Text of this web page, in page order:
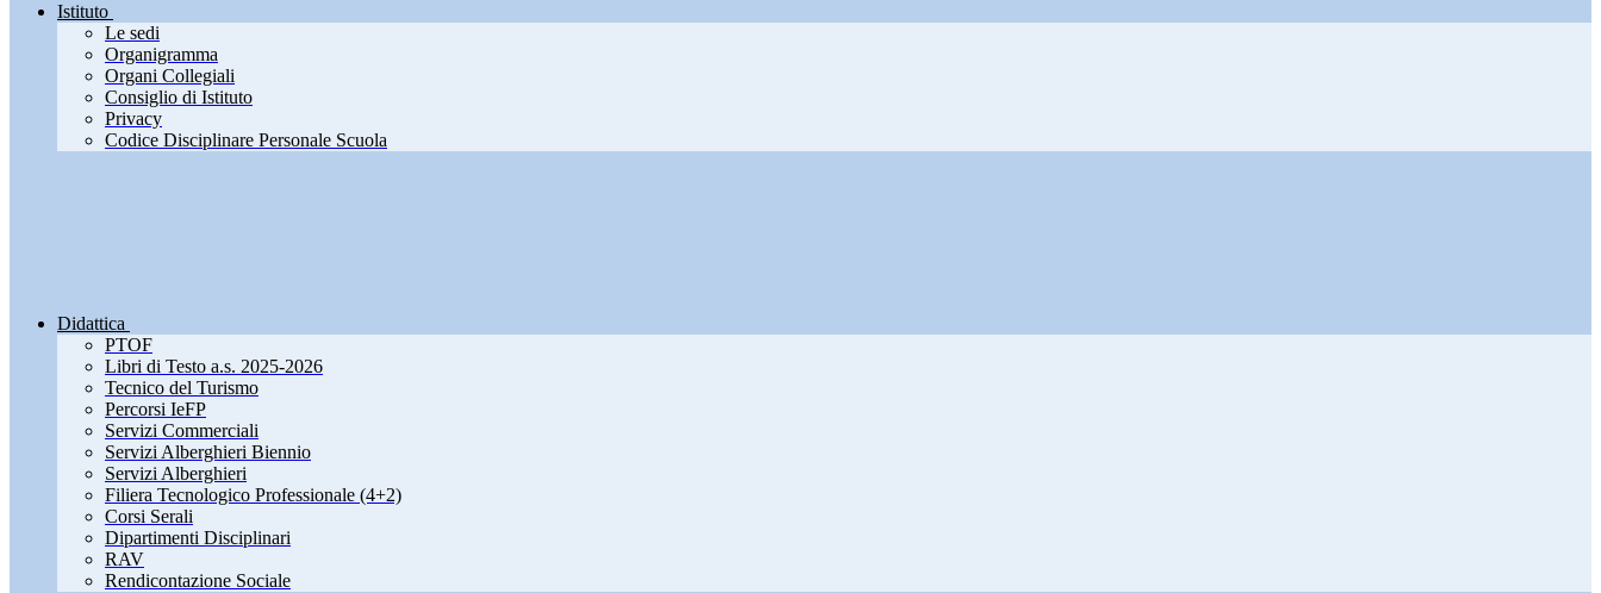
Istituto
Le sedi
Organigramma
Organi Collegiali
Consiglio di Istituto
Privacy
Codice Disciplinare Personale Scuola
Didattica
PTOF
Libri di Testo a.s. 2025-2026
Tecnico del Turismo
Percorsi IeFP
Servizi Commerciali
Servizi Alberghieri Biennio
Servizi Alberghieri
Filiera Tecnologico Professionale (4+2)
Corsi Serali
Dipartimenti Disciplinari
RAV
Rendicontazione Sociale